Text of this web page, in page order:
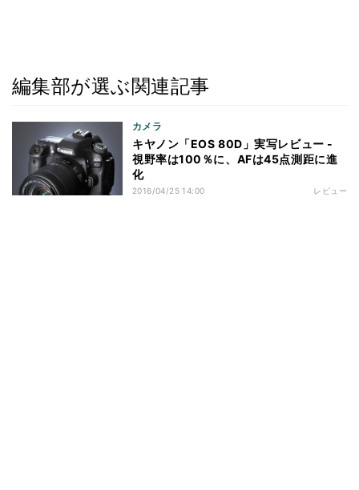
編集部が選ぶ関連記事
カメラ
キヤノン「EOS 80D」実写レビュー -
視野率は100％に、AFは45点測距に進
化
2016/04/25 14:00 レビュー